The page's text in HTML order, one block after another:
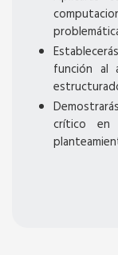
función al
crítico en